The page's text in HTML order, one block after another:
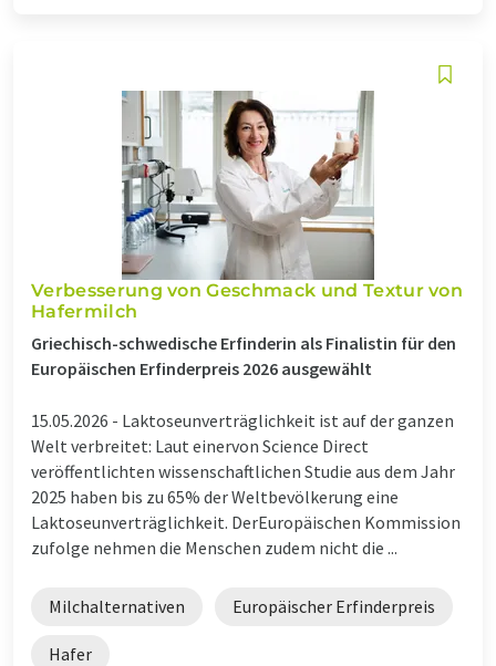
Verbesserung von Geschmack und Textur von
Hafermilch
Griechisch-schwedische Erfinderin als Finalistin für den
Europäischen Erfinderpreis 2026 ausgewählt
15.05.2026 - Laktoseunverträglichkeit ist auf der ganzen
Welt verbreitet: Laut einervon Science Direct
veröffentlichten wissenschaftlichen Studie aus dem Jahr
2025 haben bis zu 65% der Weltbevölkerung eine
Laktoseunverträglichkeit. DerEuropäischen Kommission
zufolge nehmen die Menschen zudem nicht die ...
Milchalternativen Europäischer Erfinderpreis
Hafer